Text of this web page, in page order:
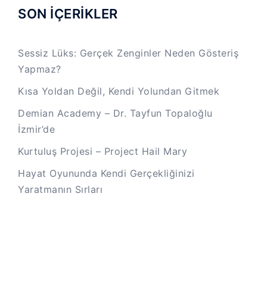
SON İÇERİKLER
Sessiz Lüks: Gerçek Zenginler Neden Gösteriş
Yapmaz?
Kısa Yoldan Değil, Kendi Yolundan Gitmek
Demian Academy – Dr. Tayfun Topaloğlu
İzmir’de
Kurtuluş Projesi – Project Hail Mary
Hayat Oyununda Kendi Gerçekliğinizi
Yaratmanın Sırları